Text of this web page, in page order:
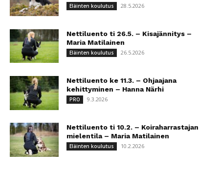
Eläinten koulutus 28.5.2026
Nettiluento ti 26.5. – Kisajännitys –
Maria Matilainen
Eläinten koulutus 26.5.2026
Nettiluento ke 11.3. – Ohjaajana
kehittyminen – Hanna Närhi
PRO 9.3.2026
Nettiluento ti 10.2. – Koiraharrastajan
mielentila – Maria Matilainen
Eläinten koulutus 10.2.2026